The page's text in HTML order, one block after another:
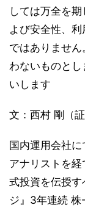
しては万全を
よび安全性、
ではありませ
わないものと
いします
文：西村 剛（
国内運用会社
アナリストを
式投資を伝授
ジ』3年連続 株